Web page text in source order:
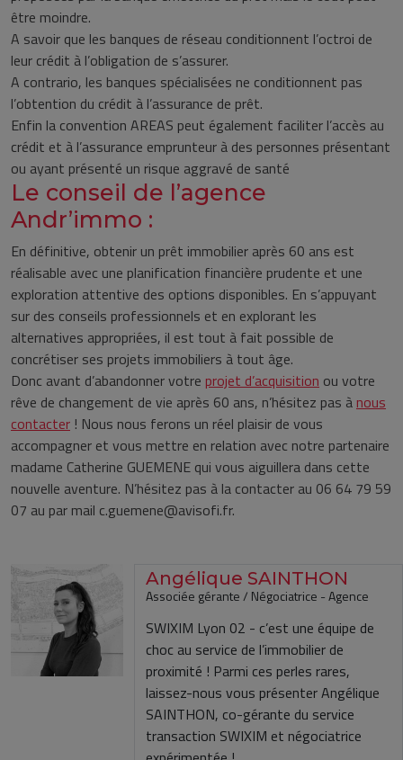
être moindre.
A savoir que les banques de réseau conditionnent l’octroi de
leur crédit à l’obligation de s’assurer.
A contrario, les banques spécialisées ne conditionnent pas
l’obtention du crédit à l’assurance de prêt.
Enfin la convention AREAS peut également faciliter l’accès au
crédit et à l’assurance emprunteur à des personnes présentant
ou ayant présenté un risque aggravé de santé
Le conseil de l’agence
Andr’immo :
En définitive, obtenir un prêt immobilier après 60 ans est
réalisable avec une planification financière prudente et une
exploration attentive des options disponibles. En s’appuyant
sur des conseils professionnels et en explorant les
alternatives appropriées, il est tout à fait possible de
concrétiser ses projets immobiliers à tout âge.
Donc avant d’abandonner votre projet d’acquisition ou votre
rêve de changement de vie après 60 ans, n’hésitez pas à nous
contacter ! Nous nous ferons un réel plaisir de vous
accompagner et vous mettre en relation avec notre partenaire
madame Catherine GUEMENE qui vous aiguillera dans cette
nouvelle aventure. N’hésitez pas à la contacter au 06 64 79 59
07 au par mail c.guemene@avisofi.fr.
Angélique SAINTHON
Associée gérante / Négociatrice - Agence
SWIXIM Lyon 02 - c’est une équipe de
choc au service de l’immobilier de
proximité ! Parmi ces perles rares,
laissez-nous vous présenter Angélique
SAINTHON, co-gérante du service
transaction SWIXIM et négociatrice